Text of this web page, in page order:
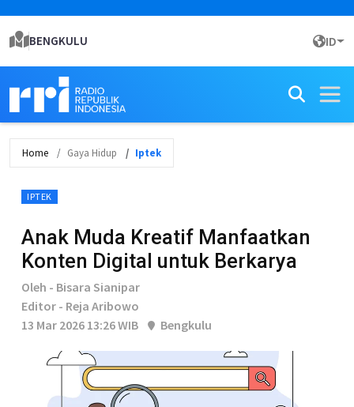
BENGKULU ID
Home Gaya Hidup Iptek
IPTEK
Anak Muda Kreatif Manfaatkan
Konten Digital untuk Berkarya
Oleh - Bisara Sianipar
Editor - Reja Aribowo
13 Mar 2026 13:26 WIB
Bengkulu